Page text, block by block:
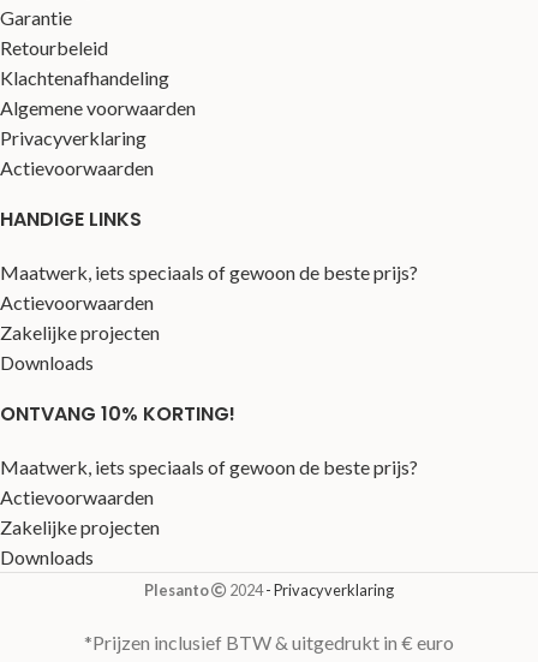
Garantie
Retourbeleid
Klachtenafhandeling
Algemene voorwaarden
Privacyverklaring
Actievoorwaarden
HANDIGE LINKS
Maatwerk, iets speciaals of gewoon de beste prijs?
Actievoorwaarden
Zakelijke projecten
Downloads
ONTVANG 10% KORTING!
Maatwerk, iets speciaals of gewoon de beste prijs?
Actievoorwaarden
Zakelijke projecten
Downloads
Plesanto 2024- Privacyverklaring
*Prijzen inclusief BTW & uitgedrukt in € euro